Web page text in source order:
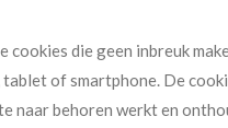
die geen inbreuk
of smartphone. De
naar behoren werkt en